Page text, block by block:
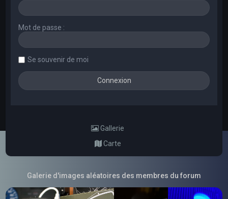
Mot de passe :
Se souvenir de moi
Gallerie
Carte
Galerie d'images aléatoires des membres du forum